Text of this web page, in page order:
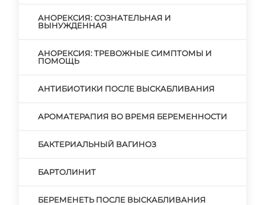
АНОРЕКСИЯ: СОЗНАТЕЛЬНАЯ И
ВЫНУЖДЕННАЯ
АНОРЕКСИЯ: ТРЕВОЖНЫЕ СИМПТОМЫ И
ПОМОЩЬ
АНТИБИОТИКИ ПОСЛЕ ВЫСКАБЛИВАНИЯ
АРОМАТЕРАПИЯ ВО ВРЕМЯ БЕРЕМЕННОСТИ
БАКТЕРИАЛЬНЫЙ ВАГИНОЗ
БАРТОЛИНИТ
БЕРЕМЕНЕТЬ ПОСЛЕ ВЫСКАБЛИВАНИЯ